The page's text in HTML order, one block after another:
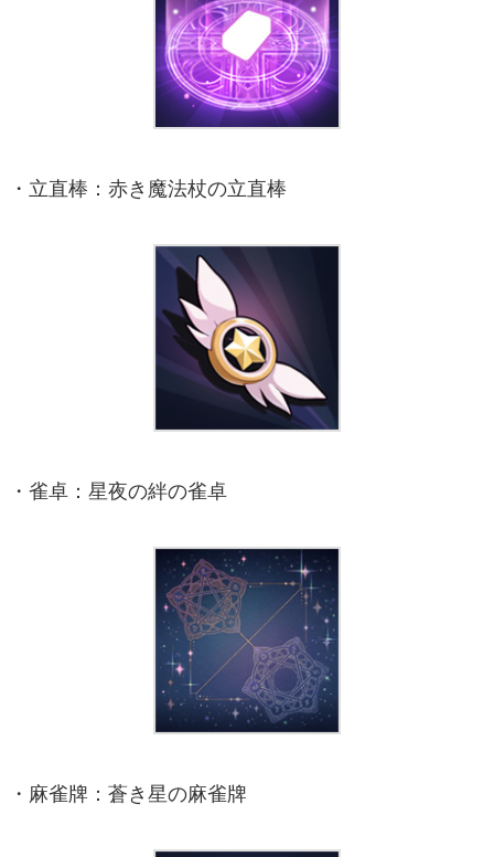
・立直棒：赤き魔法杖の立直棒
・雀卓：星夜の絆の雀卓
・麻雀牌：蒼き星の麻雀牌